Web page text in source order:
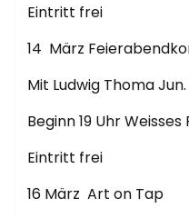
Eintritt frei
14 März
Mit Ludwig Thoma
Beginn 19 Uhr
Eintritt frei
16 März Art on Tap